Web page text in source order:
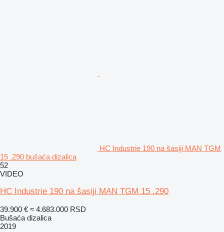
HC Industrie 190 na šasiji MAN TGM
15 .290 bušaća dizalica
52
VIDEO
HC Industrie 190 na šasiji MAN TGM 15 .290
39.900 € ≈ 4.683.000 RSD
Bušaća dizalica
2019